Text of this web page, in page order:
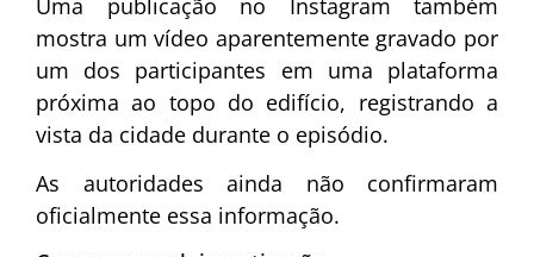
mostra um vídeo aparentemente gravado por
um dos participantes em uma plataforma
próxima ao topo do edifício, registrando a
vista da cidade durante o episódio.
As autoridades ainda não confirmaram
oficialmente essa informação.